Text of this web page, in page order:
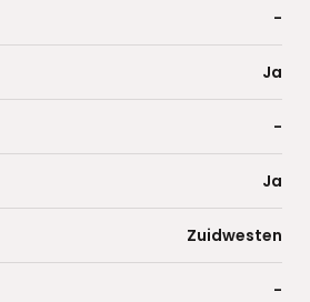
-
Ja
-
Ja
Zuidwesten
-